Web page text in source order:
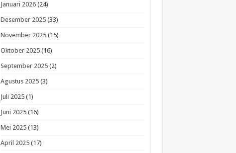
Januari 2026(24)
Desember 2025(33)
November 2025(15)
Oktober 2025(16)
September 2025(2)
Agustus 2025(3)
Juli 2025(1)
Juni 2025(16)
Mei 2025(13)
April 2025(17)